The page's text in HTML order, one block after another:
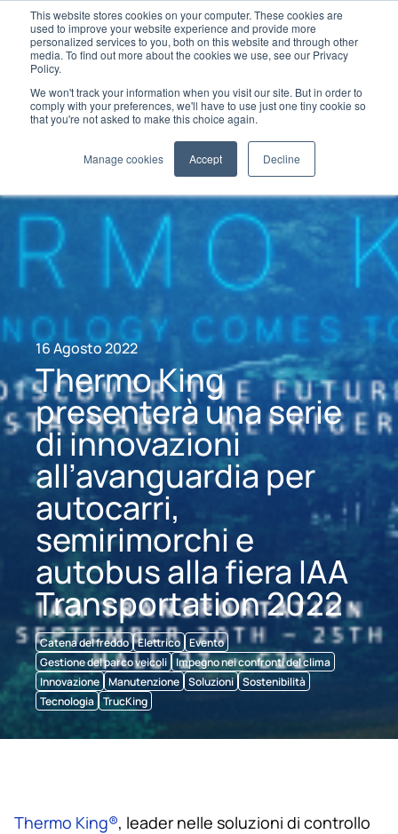
This website stores cookies on your computer. These cookies are
used to improve your website experience and provide more
personalized services to you, both on this website and through other
media. To find out more about the cookies we use, see our Privacy
Policy.
We won't track your information when you visit our site. But in order to
comply with your preferences, we'll have to use just one tiny cookie so
that you're not asked to make this choice again.
Manage cookies Accept Decline
16 Agosto 2022
Thermo King
presenterà una serie
di innovazioni
all’avanguardia per
autocarri,
semirimorchi e
autobus alla fiera IAA
Transportation 2022
Catena del freddo Elettrico Evento
Gestione del parco veicoli Impegno nei confronti del clima
Innovazione Manutenzione Soluzioni Sostenibilità
Tecnologia TrucKing
Thermo King®, leader nelle soluzioni di controllo